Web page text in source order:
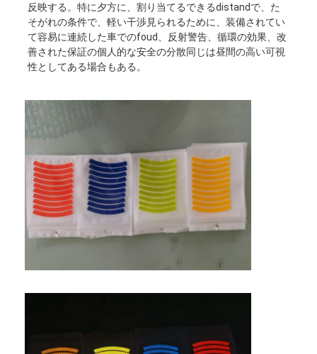
反映する。特に夕方に、割り当てるできるdistandで、た
そがれの条件で、軽い干渉見られるために、装備されてい
て容易に連続した車でのfoud、反射警告、循環の効果、改
善された保証の個人的な安全の分散同じは昼間の高い可視
性としてある場合もある。